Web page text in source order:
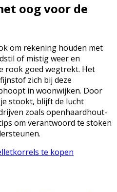
oog voor de
om rekening houden met
of mistig weer en
rook goed wegtrekt. Het
zich bij deze
in woonwijken. Door
stookt, blijft de lucht
zoals openhaardhout-
om verantwoord te stoken
te kopen